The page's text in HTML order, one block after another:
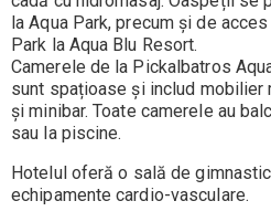
la Aqua Park, precum și de
Park la Aqua Blu Resort.
Camerele de la Pickalbatros
sunt spațioase și includ mobilier
și minibar. Toate camerele au
sau la piscine.
Hotelul oferă o sală de
echipamente cardio-vasculare.